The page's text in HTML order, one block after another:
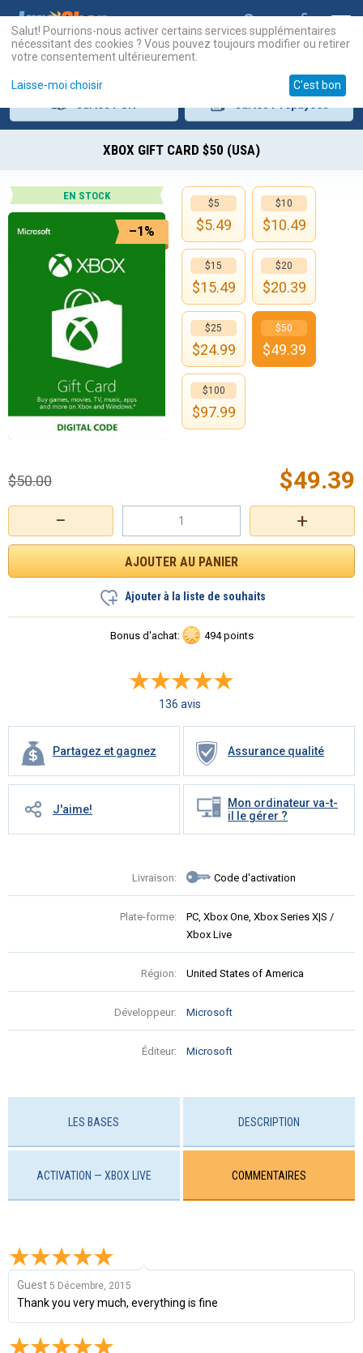
XBOX GIFT CARD $50 (USA)
EN STOCK
–1%
+
−
$49.39
$50.00
Ajouter à la liste de souhaits
Bonus d'achat: 494 points
136 avis
Partagez et gagnez Assurance qualité
J'aime!
Mon ordinateur va-t-
il le gérer ?
Livraison: Code d'activation
Plate-forme:
PC, Xbox One, Xbox Series X|S /
Xbox Live
Région: United States of America
Développeur: Microsoft
Éditeur: Microsoft
$5
$5.49
$10
$10.49
$15
$15.49
$20
$20.39
$25
$24.99
$50
$49.39
$100
$97.99
LES BASES DESCRIPTION
ACTIVATION — XBOX LIVE COMMENTAIRES
Guest 5 Décembre, 2015
Thank you very much, everything is fine
Salut! Pourrions-nous activer certains services supplémentaires
nécessitant des cookies ? Vous pouvez toujours modifier ou retirer
votre consentement ultérieurement.
Laisse-moi choisir C'est bon